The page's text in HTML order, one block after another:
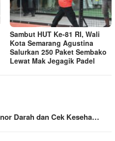
Sambut HUT Ke-81 RI, Wali
Kota Semarang Agustina
Salurkan 250 Paket Sembako
Lewat Mak Jegagik Padel
Darah dan Cek Keseha…